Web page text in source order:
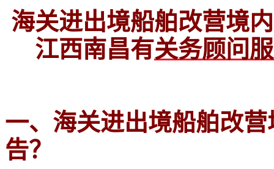
海关进出境船舶改营境
江西南昌有关务顾问
一、海关进出境船舶改
告？